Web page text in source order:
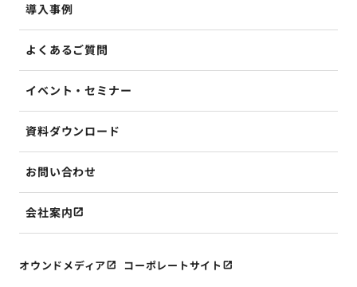
導入事例
よくあるご質問
イベント・セミナー
資料ダウンロード
お問い合わせ
会社案内
オウンドメディア コーポレートサイト